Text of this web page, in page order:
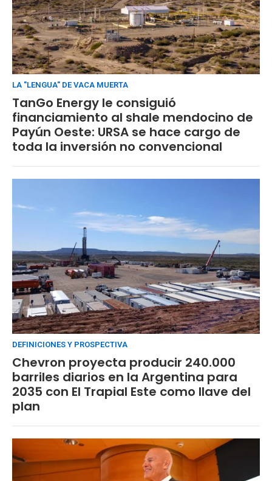
LA "LENGUA" DE VACA MUERTA
TanGo Energy le consiguió
financiamiento al shale mendocino de
Payún Oeste: URSA se hace cargo de
toda la inversión no convencional
DEFINICIONES Y PROSPECTIVA
Chevron proyecta producir 240.000
barriles diarios en la Argentina para
2035 con El Trapial Este como llave del
plan